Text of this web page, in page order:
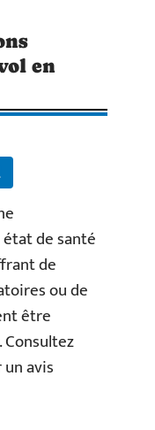
en
de santé
de
ou de
être
avis